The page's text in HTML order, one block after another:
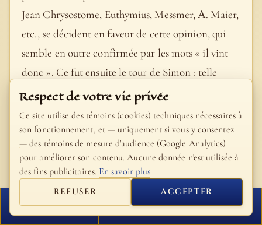
Jean Chrysostome, Euthymius, Messmer, Α. Maier,
etc., se décident en faveur de cette opinion, qui
semble en outre confirmée par les mots « il vint
donc ». Ce fut ensuite le tour de Simon : telle
serait la signification naturelle et obvie. S.
Augustin, et après lui un très grand nombre de
commentateurs (Cornelius a Lapide, Maldonat ,
Calmet, Jansenius, Rosenmüller, Βisping, etc.),
préfèrent donner à la phrase « Il commença à
laver les pieds de ses disciples » (v. 5) le sens
général de « Il se procure ce qu’il faut pour laver et
FERMER PROCHAIN VERSET
Respect de votre vie privée
Ce site utilise des témoins (cookies) techniques nécessaires à
son fonctionnement, et — uniquement si vous y consentez
— des témoins de mesure d'audience (Google Analytics)
pour améliorer son contenu. Aucune donnée n'est utilisée à
des fins publicitaires. En savoir plus.
REFUSER ACCEPTER